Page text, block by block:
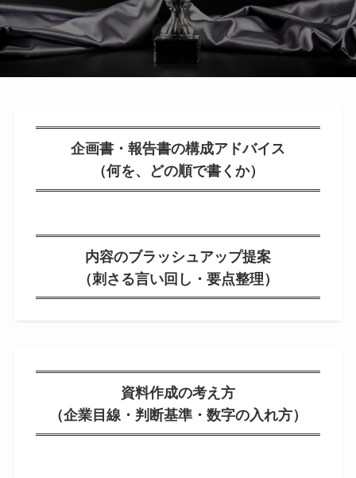
企画書・報告書の構成アドバイス
（何を、どの順で書くか）
内容のブラッシュアップ提案
（刺さる言い回し・要点整理）
資料作成の考え方
（企業目線・判断基準・数字の入れ方）